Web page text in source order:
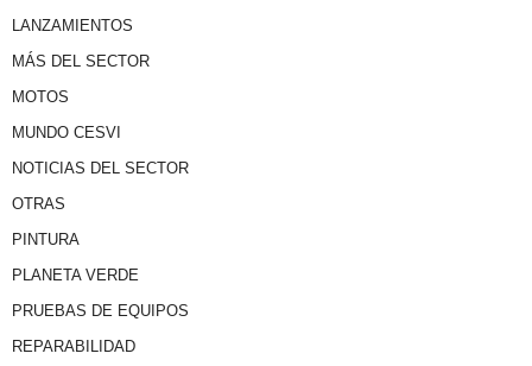
LANZAMIENTOS
MÁS DEL SECTOR
MOTOS
MUNDO CESVI
NOTICIAS DEL SECTOR
OTRAS
PINTURA
PLANETA VERDE
PRUEBAS DE EQUIPOS
REPARABILIDAD